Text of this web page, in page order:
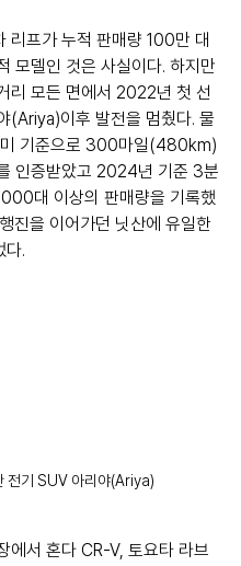
리프가 누적 판매량 100만 대
모델인 것은 사실이다. 하지만
리 모든 면에서 2022년 첫 선
(Ariya)이후 발전을 멈췄다. 물
기준으로 300마일(480km)
인증받았고 2024년 기준 3분
대 이상의 판매량을 기록했
진을 이어가던 닛산에 유일한
다.
전기 SUV 아리야(Ariya)
에서 혼다 CR-V, 토요타 라브